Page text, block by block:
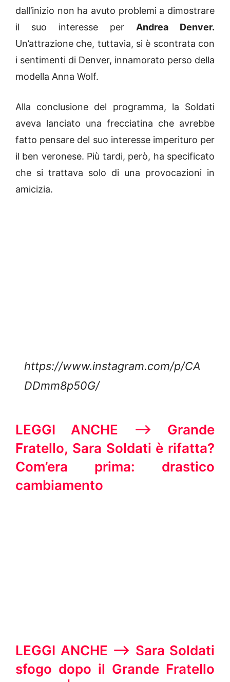
dall’inizio non ha avuto problemi a dimostrare
il suo interesse per Andrea Denver.
Un’attrazione che, tuttavia, si è scontrata con
i sentimenti di Denver, innamorato perso della
modella Anna Wolf.
Alla conclusione del programma, la Soldati
aveva lanciato una frecciatina che avrebbe
fatto pensare del suo interesse imperituro per
il ben veronese. Più tardi, però, ha specificato
che si trattava solo di una provocazioni in
amicizia.
https://www.instagram.com/p/CA
DDmm8p50G/
LEGGI ANCHE —-> Grande
Fratello, Sara Soldati è rifatta?
Com’era prima: drastico
cambiamento
LEGGI ANCHE —-> Sara Soldati
sfogo dopo il Grande Fratello